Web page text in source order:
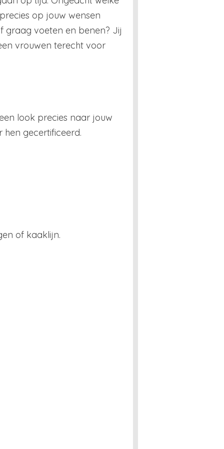
op jouw wensen
graag voeten en benen? Jij
vrouwen terecht voor
look precies naar jouw
gecertificeerd.
of kaaklijn.